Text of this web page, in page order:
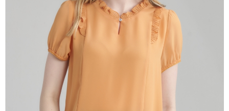
1.本服務係由「台灣大哥大股份有限公司」（以下簡稱本公司）所提供，讓
用戶於交易時，得透過本服務購買商品或服務，並由商店將買賣／分期付款
買賣價金債權讓與本公司後，依約使用本公司帳單繳交帳款。
2.基於同意付款使用「大哥付你分期」之契約關係目的，商店將以您的個人
資料（包含姓名、電話或地址）提供予台灣大哥大進項蒐集、處理及利用，
由本公司與您本人進行分期帳單所需資料之確認、核對及更正。
3.完整用戶服務條款，請詳閱以下連結：
https://oppay.tw/userRule
ATM／網路銀行／等多元方式進行付款，方視為交易完成。
※ 請注意：結帳手續完成當下不需立刻繳費，但若您需要取消訂單，請聯絡
購買商品的店家。未經商家同意取消之訂單仍視為有效，需透過AFTEE先享
後付繳納相關費用。
※ 交易是否成功請以「AFTEE先享後付 」之結帳頁面顯示為準，若有關於
是否繳費成功／繳費後需取消欲退款等相關疑問，請聯繫「AFTEE先享後付
客戶支援中心」https://netprotections.freshdesk.com/support/home
【注意事項】
１．透過由恩沛科技股份有限公司提供之「AFTEE先享後付」服務完成之交
易，需依本服務之必要範圍內提供個人資料，並將交易相關給付款項請求債
權轉讓予恩沛科技股份有限公司。
每筆NT$120，滿NT$2,000(含以上)免運費